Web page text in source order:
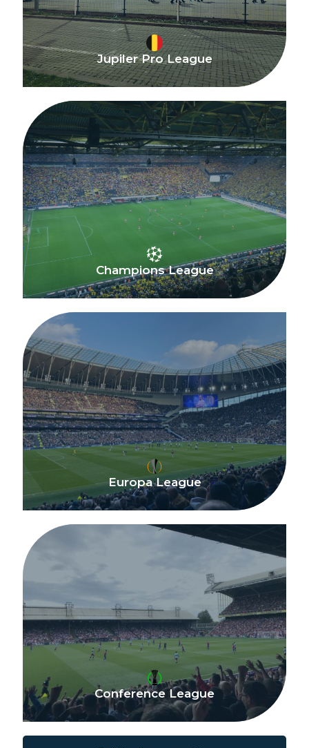
Jupiler Pro League
Champions League
Europa League
Conference League